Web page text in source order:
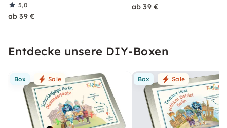
5,0
ab 39 €
ab 39 €
Entdecke unsere DIY-Boxen
Box Sale Box Sale